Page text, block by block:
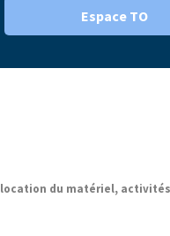
Espace TO
location du matériel,